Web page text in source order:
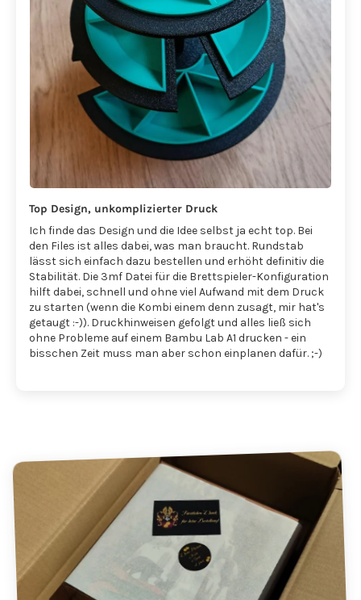
Top Design, unkomplizierter Druck
Ich finde das Design und die Idee selbst ja echt top. Bei
den Files ist alles dabei, was man braucht. Rundstab
lässt sich einfach dazu bestellen und erhöht definitiv die
Stabilität. Die 3mf Datei für die Brettspieler-Konfiguration
hilft dabei, schnell und ohne viel Aufwand mit dem Druck
zu starten (wenn die Kombi einem denn zusagt, mir hat's
getaugt :-)). Druckhinweisen gefolgt und alles ließ sich
ohne Probleme auf einem Bambu Lab A1 drucken - ein
bisschen Zeit muss man aber schon einplanen dafür. ;-)